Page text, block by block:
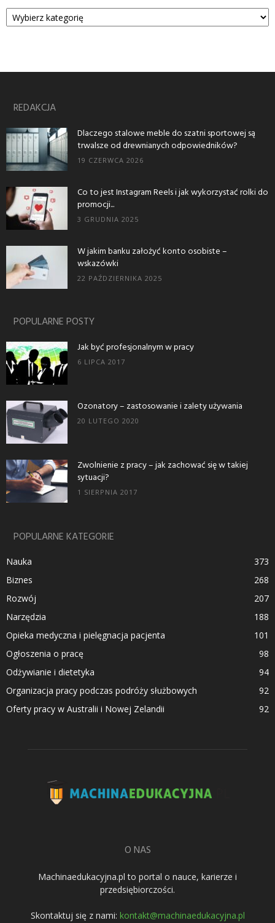
Kategorie
REDAKCJA
Dlaczego stalowe meble do szatni sportowej są
trwalsze od drewnianych odpowiedników?
19 CZERWCA 2026
Co to jest Instagram Reels i jak wykorzystać rolki do
promocji...
3 GRUDNIA 2025
W jakim banku założyć konto osobiste –
wskazówki
22 PAŹDZIERNIKA 2025
POPULARNE POSTY
Jak być profesjonalnym w pracy
6 LIPCA 2017
Ozonatory – zastosowanie i zalety używania
20 LUTEGO 2020
Zwolnienie z pracy – jak zachować się w takiej
sytuacji?
1 SIERPNIA 2017
POPULARNE KATEGORIE
Nauka
373
Biznes
268
Rozwój
207
Narzędzia
188
Opieka medyczna i pielęgnacja pacjenta
101
Ogłoszenia o pracę
98
Odżywianie i dietetyka
94
Organizacja pracy podczas podróży służbowych
92
Oferty pracy w Australii i Nowej Zelandii
92
O NAS
Machinaedukacyjna.pl to portal o nauce, karierze i
przedsiębiorczości.
Skontaktuj się z nami: kontakt@machinaedukacyjna.pl